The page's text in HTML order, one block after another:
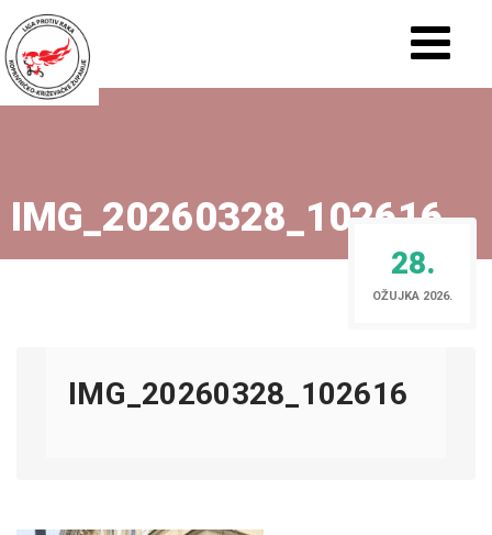
IMG_20260328_102616
28.
OŽUJKA 2026.
IMG_20260328_102616